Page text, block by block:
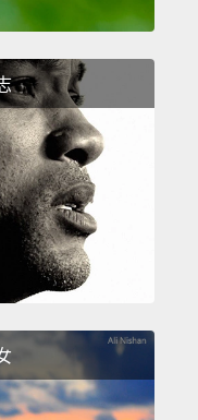
versions of